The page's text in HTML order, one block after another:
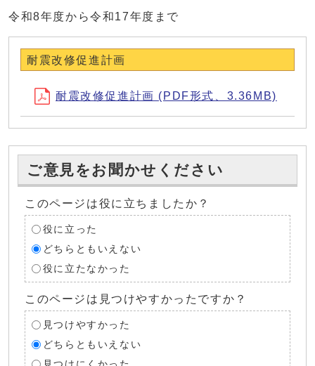
令和8年度から令和17年度まで
耐震改修促進計画
耐震改修促進計画 (PDF形式、3.36MB)
ご意見をお聞かせください
このページは役に立ちましたか？
役に立った
どちらともいえない
役に立たなかった
このページは見つけやすかったですか？
見つけやすかった
どちらともいえない